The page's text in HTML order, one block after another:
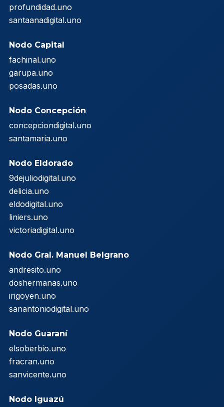
profundidad.uno
santaanadigital.uno
Nodo Capital
fachinal.uno
garupa.uno
posadas.uno
Nodo Concepción
concepciondigital.uno
santamaria.uno
Nodo Eldorado
9dejuliodigital.uno
delicia.uno
eldodigital.uno
liniers.uno
victoriadigital.uno
Nodo Gral. Manuel Belgrano
andresito.uno
doshermanas.uno
irigoyen.uno
sanantoniodigital.uno
Nodo Guaraní
elsoberbio.uno
fracran.uno
sanvicente.uno
Nodo Iguazú